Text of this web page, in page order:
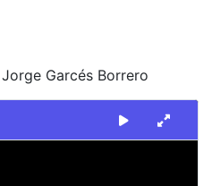
Garcés Borrero